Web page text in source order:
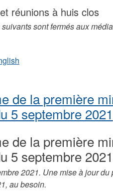
réunions à huis clos
sont fermés aux
de la première
5 septembre 2021
de la première
5 septembre 2021
2021. Une mise à jour
au besoin.